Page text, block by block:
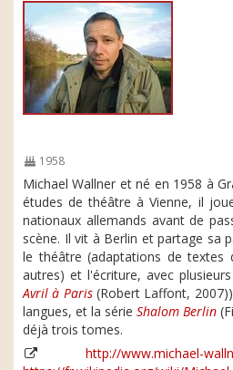
1958
Michael Wallner et né en 1958 à
études de théâtre à Vienne, il
nationaux allemands avant de
scène. Il vit à Berlin et partage sa
le théâtre (adaptations de textes
autres) et l'écriture, avec
Avril à Paris(Robert Laffont,
langues, et la série Shalom Berlin
déjà trois tomes.
http://www.michael-